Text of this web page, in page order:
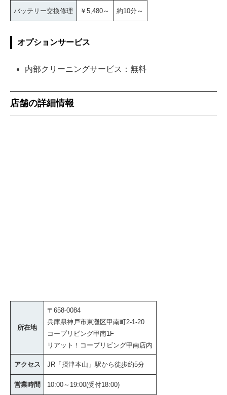
バッテリー交換修理 ￥5,480～ 約10分～
オプションサービス
内部クリーニングサービス：無料
店舗の詳細情報
所在地
〒658-0084
兵庫県神戸市東灘区甲南町2-1-20
コープリビング甲南1F
リアット！コープリビング甲南店内
アクセス JR「摂津本山」駅から徒歩約5分
営業時間 10:00～19:00(受付18:00)